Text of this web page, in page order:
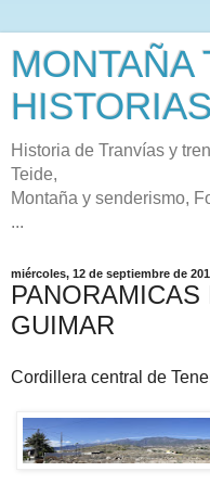
MONTAÑA
HISTORIAS
Historia de Tranvías y
Teide,
Montaña y senderismo,
...
miércoles, 12 de septiembre de
GUIMAR
Cordillera central de